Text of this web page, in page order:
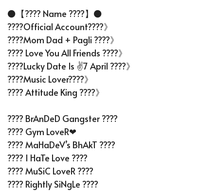
⚫【???? Name ????】⚫
????Official Account????》
????Mom Dad + Pagli ????》
???? Love You All Friends ????》
????Lucky Date Is ✌️7 April ????》
????Music Lover????》
???? Attitude King ????》
???? BrAnDeD Gangster ????
???? Gym LoveR❤
???? MaHaDeV’s BhAkT ????
???? I HaTe Love ????
???? MuSiC LoveR ????
???? Rightly SiNgLe ????